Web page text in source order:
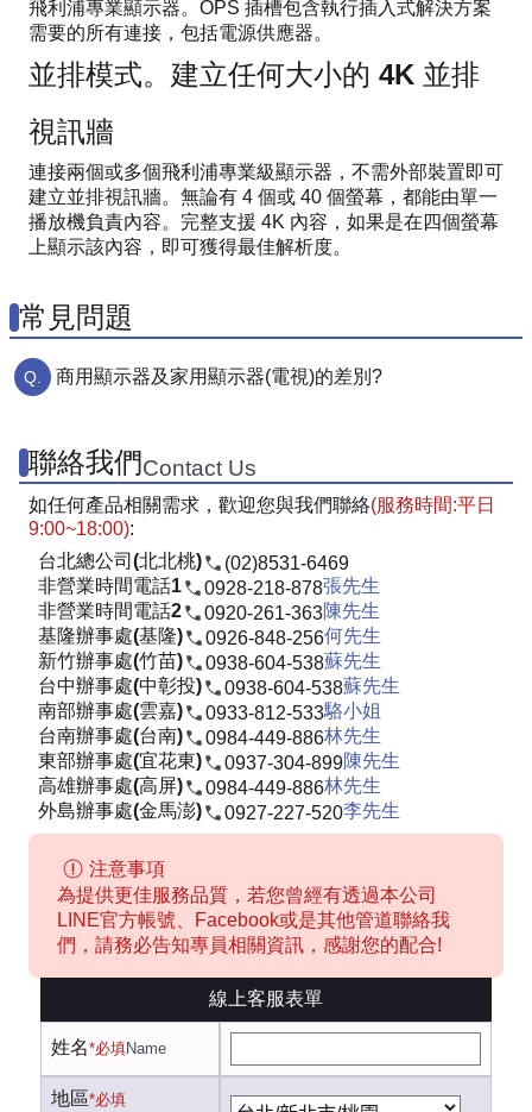
飛利浦專業顯示器。OPS 插槽包含執行插入式解決方案
需要的所有連接，包括電源供應器。
並排模式。建立任何大小的 4K 並排
視訊牆
連接兩個或多個飛利浦專業級顯示器，不需外部裝置即可
建立並排視訊牆。無論有 4 個或 40 個螢幕，都能由單一
播放機負責內容。完整支援 4K 內容，如果是在四個螢幕
上顯示該內容，即可獲得最佳解析度。
常見問題
商用顯示器及家用顯示器(電視)的差別?
聯絡我們Contact Us
如任何產品相關需求，歡迎您與我們聯絡(服務時間:平日
9:00~18:00):
台北總公司(北北桃)
(02)8531-6469
非營業時間電話1
0928-218-878張先生
非營業時間電話2
0920-261-363陳先生
基隆辦事處(基隆)
0926-848-256何先生
新竹辦事處(竹苗)
0938-604-538蘇先生
台中辦事處(中彰投)
0938-604-538蘇先生
南部辦事處(雲嘉)
0933-812-533駱小姐
台南辦事處(台南)
0984-449-886林先生
東部辦事處(宜花東)
0937-304-899陳先生
高雄辦事處(高屏)
0984-449-886林先生
外島辦事處(金馬澎)
0927-227-520李先生
注意事項
為提供更佳服務品質，若您曾經有透過本公司
LINE官方帳號、Facebook或是其他管道聯絡我
們，請務必告知專員相關資訊，感謝您的配合!
線上客服表單
姓名*必填Name
地區*必填